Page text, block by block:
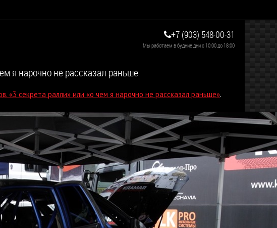
+7 (903) 548-00-31
Мы работаем в будние дни с 10:00 до 18:00
я нарочно не рассказал раньше
«3 секрета ралли» или «о чем я нарочно не рассказал раньше».